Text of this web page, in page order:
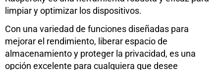
limpiar y optimizar los dispositivos.
Con una variedad de funciones diseñadas para
mejorar el rendimiento, liberar espacio de
almacenamiento y proteger la privacidad, es una
opción excelente para cualquiera que desee